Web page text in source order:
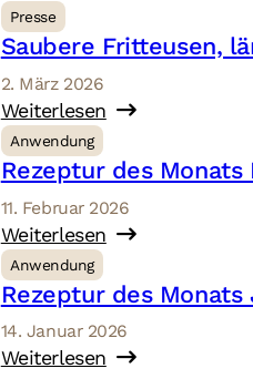
Presse
Saubere Fritteusen,
2. März 2026
Weiterlesen
Anwendung
Rezeptur des
11. Februar 2026
Weiterlesen
Anwendung
Rezeptur des
14. Januar 2026
Weiterlesen